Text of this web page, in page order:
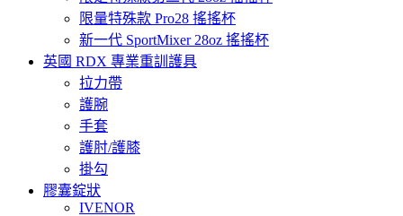
限量特殊款 Pro28 搖搖杯
新一代 SportMixer 28oz 搖搖杯
英國 RDX 專業重訓護具
拉力帶
護腕
手套
護肘/護膝
掛勾
膠囊錠狀
IVENOR